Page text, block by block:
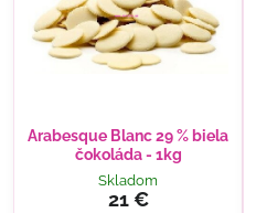
Arabesque Blanc 29 % biela
čokoláda - 1kg
Skladom
21 €